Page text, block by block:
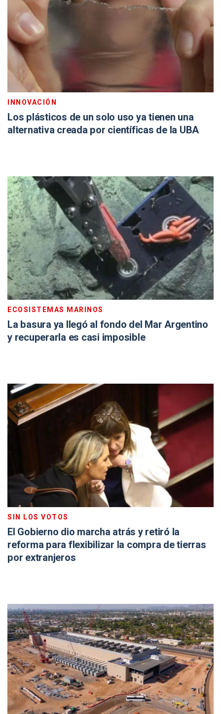
INNOVACIÓN
Los plásticos de un solo uso ya tienen una
alternativa creada por científicas de la UBA
ECOSISTEMAS MARINOS
La basura ya llegó al fondo del Mar Argentino
y recuperarla es casi imposible
SIN LOS VOTOS
El Gobierno dio marcha atrás y retiró la
reforma para flexibilizar la compra de tierras
por extranjeros